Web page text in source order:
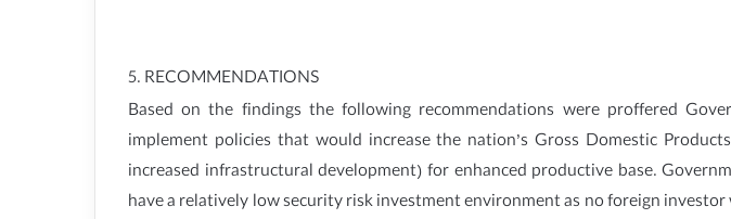
5. RECOMMENDATIONS
Based on the findings the following recommendations were proffered
implement policies that would increase the nation’s Gross Domestic
increased infrastructural development) for enhanced productive base.
have a relatively low security risk investment environment as no foreign